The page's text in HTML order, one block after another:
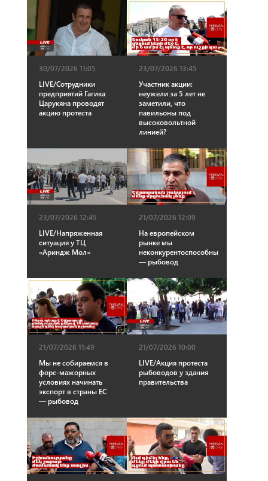
30/07/2026 11:05
LIVE/Сотрудники
предприятий Гагика
Царукяна проводят
акцию протеста
23/07/2026 13:45
Участник акции:
неужели за 5 лет не
заметили, что
павильоны под
высоковольтной
линией?
23/07/2026 12:45
LIVE/Напряженная
ситуация у ТЦ
«Ариндж Мол»
21/07/2026 12:09
На европейском
рынке мы
неконкурентоспособны
— рыбовод
21/07/2026 11:49
Мы не собираемся в
форс-мажорных
условиях начинать
экспорт в страны ЕС
— рыбовод
21/07/2026 10:00
LIVE/Акция протеста
рыбоводов у здания
правительства